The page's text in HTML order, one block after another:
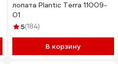
лопата Plantic Terra 11009-
01
5(184)
В корзину